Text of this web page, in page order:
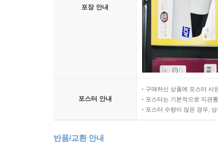
포장 안내
포스터 안내
구매하신 상품에 포스터 사
포스터는 기본적으로 지관
포스터 수량이 많은 경우,
반품/교환 안내